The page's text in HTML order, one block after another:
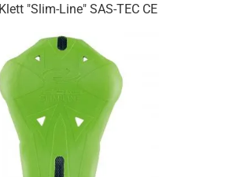
"Slim-Line" SAS-TEC CE